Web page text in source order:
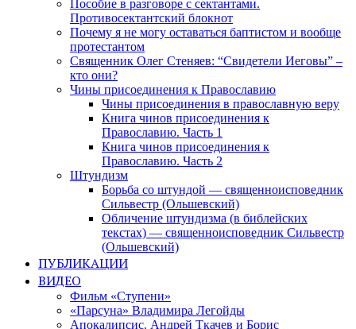
Пособие в разговоре с сектантами.
Противосектантский блокнот
Почему я не могу оставаться баптистом и вообще
протестантом
Священник Олег Стеняев: “Свидетели Иеговы” –
кто они?
Чины присоединения к Православию
Чины присоединения в православную веру
Книга чинов присоединения к
Православию. Часть 1
Книга чинов присоединения к
Православию. Часть 2
Штундизм
Борьба со штундой — священноисповедник
Сильвестр (Ольшевский)
Обличение штундизма (в библейских
текстах) — священноисповедник Сильвестр
(Ольшевский)
ПУБЛИКАЦИИ
ВИДЕО
Фильм «Ступени»
«Парсуна» Владимира Легойды
Апокалипсис. Андрей Ткачев и Борис